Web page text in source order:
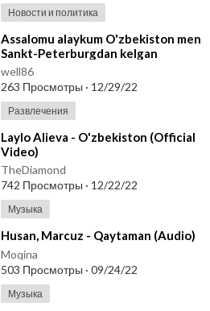
Новости и политика
⁣Assalomu alaykum O'zbekiston men
Sankt-Peterburgdan kelgan
rassomman
well86
263 Просмотры · 12/29/22
Развлечения
⁣Laylo Alieva - O'zbekiston (Official
Video)
TheDiamond
742 Просмотры · 12/22/22
Музыка
⁣Husan, Marcuz - Qaytaman (Audio)
Moqina
503 Просмотры · 09/24/22
Музыка